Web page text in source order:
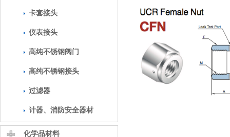
卡套接头
仪表接头
高纯不锈钢阀门
高纯不锈钢接头
过滤器
计器、消防安全器材
化学品材料